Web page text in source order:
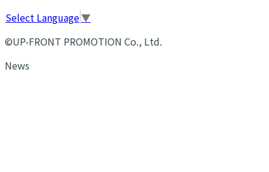
Select Language▼
©UP-FRONT PROMOTION Co., Ltd.
News